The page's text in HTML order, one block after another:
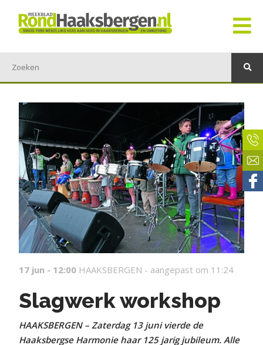
17 jun - 12:00 HAAKSBERGEN - aangepast om 11:24
Slagwerk workshop
HAAKSBERGEN – Zaterdag 13 juni vierde de
Haaksbergse Harmonie haar 125 jarig jubileum. Alle